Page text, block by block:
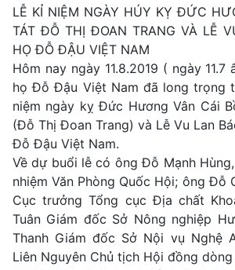
LỄ KỈ NIỆM NGÀY HÚY KỴ ĐỨC
TÁT ĐỖ THỊ ĐOAN TRANG VÀ LỄ
HỌ ĐỖ ĐẬU VIỆT NAM
Hôm nay ngày 11.8.2019 ( ngày
họ Đỗ Đậu Việt Nam đã long trọng
niệm ngày kỵ Đức Hương Vân Cái
(Đỗ Thị Đoan Trang) và Lễ Vu Lan
Đỗ Đậu Việt Nam.
Về dự buổi lễ có ông Đỗ Mạnh
nhiệm Văn Phòng Quốc Hội; ông Đỗ
Cục trưởng Tổng cục Địa chất
Tuân Giám đốc Sở Nông nghiệp
Thanh Giám đốc Sở Nội vụ Nghệ
Liên Nguyên Chủ tịch Hội đồng